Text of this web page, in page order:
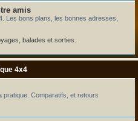
amis
Les bons plans, les bonnes adresses,
balades et sorties.
4x4
pratique. Comparatifs, et retours